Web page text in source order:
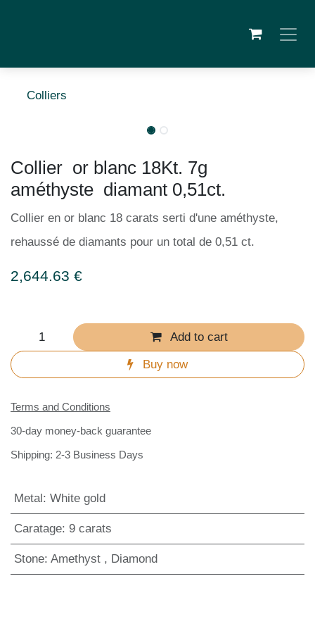
Colliers
Collier or blanc 18Kt. 7g
améthyste diamant 0,51ct.
Collier en or blanc 18 carats serti d'une améthyste,
rehaussé de diamants pour un total de 0,51 ct.
2,644.63 €
Add to cart
Buy now
Terms and Conditions
30-day money-back guarantee
Shipping: 2-3 Business Days
Metal: White gold
Caratage: 9 carats
Stone: Amethyst, Diamond